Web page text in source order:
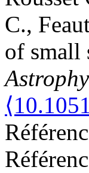
C.,
of small